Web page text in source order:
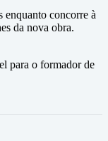
enquanto concorre à
da nova obra.
para o formador de